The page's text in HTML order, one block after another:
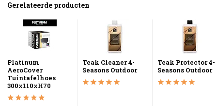
Gerelateerde producten
Platinum
AeroCover
Tuintafelhoes
300x110xH70
Teak Cleaner 4-
Seasons Outdoor
Teak Protector 4-
Seasons Outdoor